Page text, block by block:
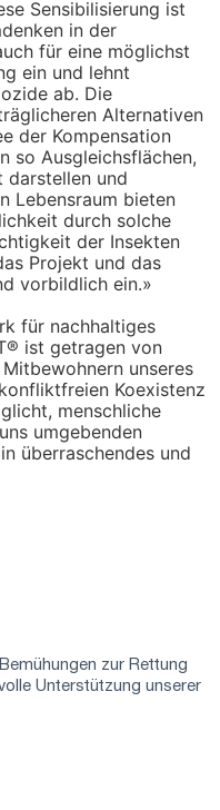
Sensibilisierung ist
in der
für eine möglichst
ein und lehnt
ab. Die
Alternativen
der Kompensation
so Ausgleichsflächen,
darstellen und
Lebensraum bieten
durch solche
der Insekten
Projekt und das
vorbildlich ein.»
für nachhaltiges
ist getragen von
unseres
Koexistenz
menschliche
umgebenden
überraschendes und
zur Rettung
Unterstützung unserer